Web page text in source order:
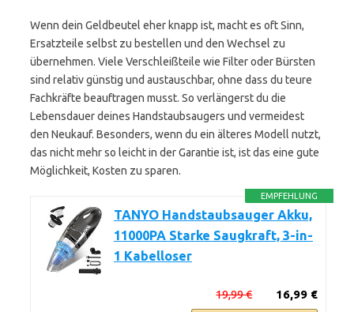
Wenn dein Geldbeutel eher knapp ist, macht es oft Sinn,
Ersatzteile selbst zu bestellen und den Wechsel zu
übernehmen. Viele Verschleißteile wie Filter oder Bürsten
sind relativ günstig und austauschbar, ohne dass du teure
Fachkräfte beauftragen musst. So verlängerst du die
Lebensdauer deines Handstaubsaugers und vermeidest
den Neukauf. Besonders, wenn du ein älteres Modell nutzt,
das nicht mehr so leicht in der Garantie ist, ist das eine gute
Möglichkeit, Kosten zu sparen.
EMPFEHLUNG
TANYO Handstaubsauger Akku,
11000PA Starke Saugkraft, 3-in-
1 Kabelloser
16,99 €
19,99 €